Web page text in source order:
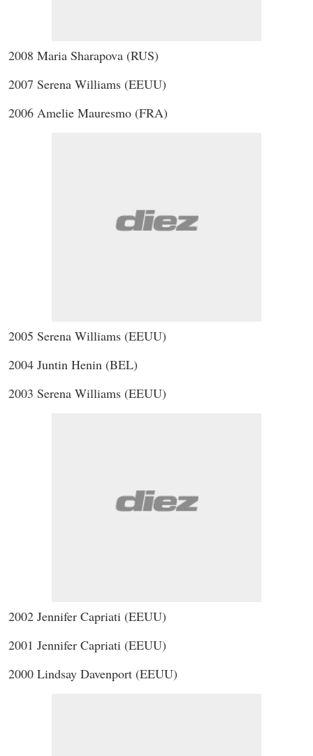
2008 Maria Sharapova (RUS)
2007 Serena Williams (EEUU)
2006 Amelie Mauresmo (FRA)
2005 Serena Williams (EEUU)
2004 Juntin Henin (BEL)
2003 Serena Williams (EEUU)
2002 Jennifer Capriati (EEUU)
2001 Jennifer Capriati (EEUU)
2000 Lindsay Davenport (EEUU)